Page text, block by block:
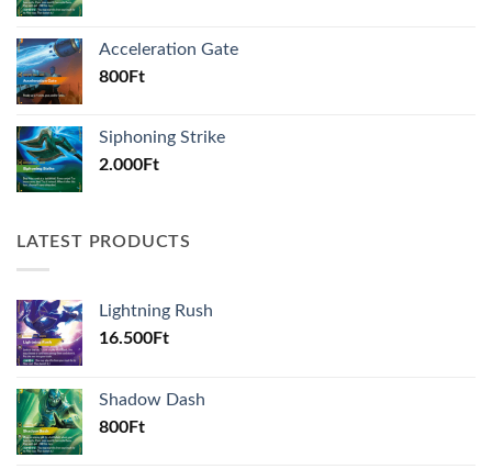
Acceleration Gate
800Ft
Siphoning Strike
2.000Ft
LATEST PRODUCTS
Lightning Rush
16.500Ft
Shadow Dash
800Ft